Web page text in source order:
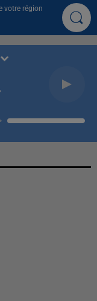
votre région